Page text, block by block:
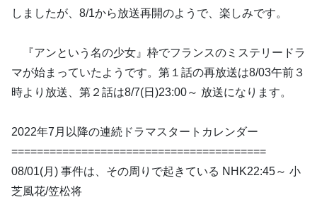
しましたが、8/1から放送再開のようで、楽しみです。
『アンという名の少女』枠でフランスのミステリードラ
マが始まっていたようです。第１話の再放送は8/03午前３
時より放送、第２話は8/7(日)23:00～ 放送になります。
2022年7月以降の連続ドラマスタートカレンダー
========================================
08/01(月) 事件は、その周りで起きている NHK22:45～ 小
芝風花/笠松将